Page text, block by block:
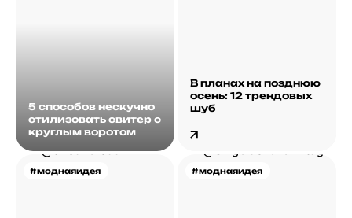
5 способов нескучно
стилизовать свитер с
круглым воротом
В планах на позднюю
осень: 12 трендовых
шуб
#моднаяидея #моднаяидея